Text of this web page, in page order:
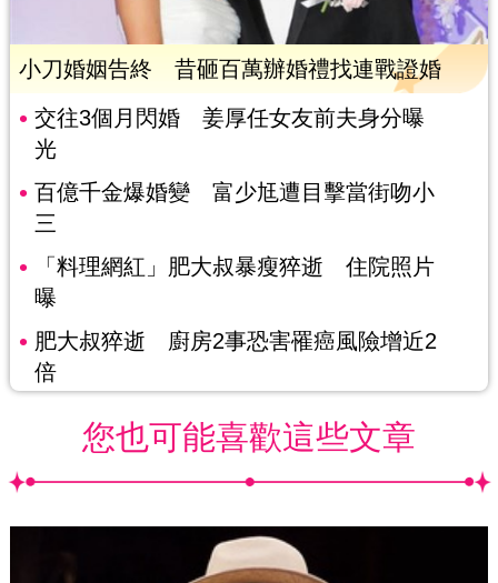
小刀婚姻告終 昔砸百萬辦婚禮找連戰證婚
交往3個月閃婚 姜厚任女友前夫身分曝
光
百億千金爆婚變 富少尪遭目擊當街吻小
三
「料理網紅」肥大叔暴瘦猝逝 住院照片
曝
肥大叔猝逝 廚房2事恐害罹癌風險增近2
倍
您也可能喜歡這些文章